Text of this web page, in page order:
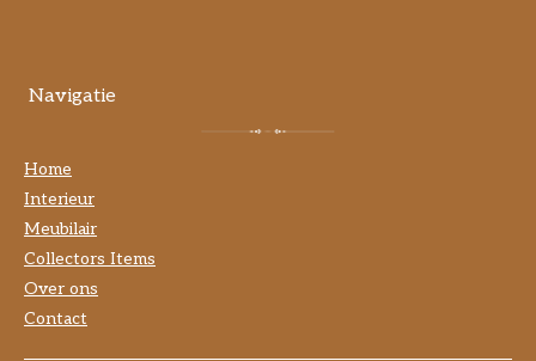
Navigatie
Home
Interieur
Meubilair
Collectors Items
Over ons
Contact